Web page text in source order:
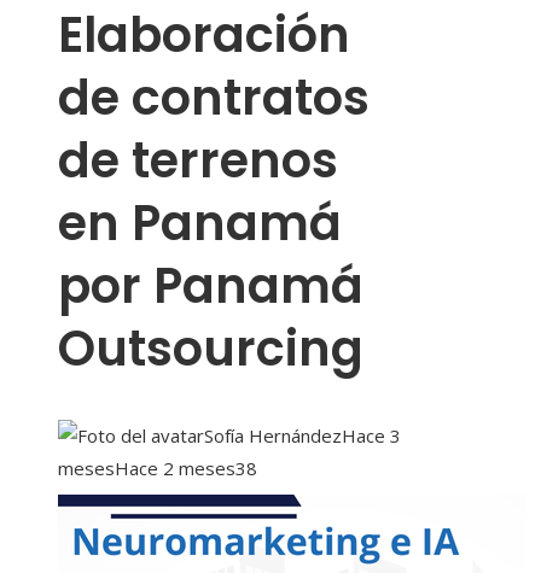
Elaboración
de contratos
de terrenos
en Panamá
por Panamá
Outsourcing
Sofía HernándezHace 3
mesesHace 2 meses38